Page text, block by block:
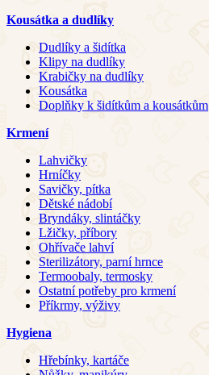
Kousátka a dudlíky
Dudlíky a šidítka
Klipy na dudlíky
Krabičky na dudlíky
Kousátka
Doplňky k šidítkům a kousátkům
Krmení
Lahvičky
Hrníčky
Savičky, pítka
Dětské nádobí
Bryndáky, slintáčky
Lžičky, příbory
Ohřívače lahví
Sterilizátory, parní hrnce
Termoobaly, termosky
Ostatní potřeby pro krmení
Příkrmy, výživy
Hygiena
Hřebínky, kartáče